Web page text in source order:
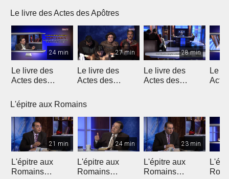
Le livre des Actes des Apôtres
24 min
Le livre des
Actes des
27 min
Le livre des
Actes des
28 min
Le livre des
Actes des
Le
L'épitre aux Romains
21 min
L'épitre aux
Romains
24 min
L'épitre aux
Romains
23 min
L'épitre aux
Romains